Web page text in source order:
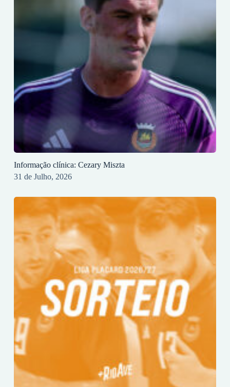
Informação clínica: Cezary Miszta
31 de Julho, 2026